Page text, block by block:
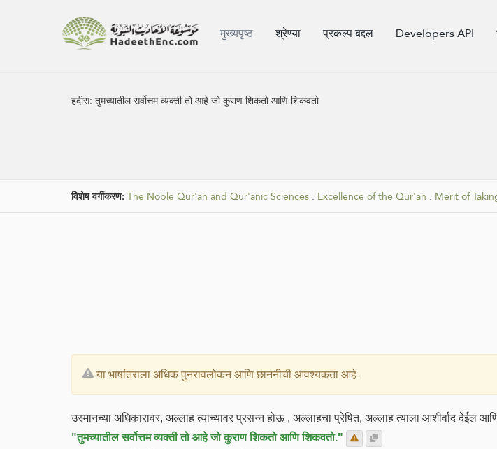
मुख्यपृष्ठ श्रेण्या प्रकल्प बद्दल Developers API
हदीस:तुमच्यातील सर्वोत्तम व्यक्ती तो आहे जो कुराण शिकतो आणि शिकवतो
विशेष वर्गीकरण: The Noble Qur'an and Qur'anic Sciences . Excellence of the Qur'an . Merit of
या भाषांतराला अधिक पुनरावलोकन आणि छाननीची आवश्यकता आहे.
उस्मानच्या अधिकारावर, अल्लाह त्याच्यावर प्रसन्न होऊ , अल्लाहचा प्रेषित, अल्लाह त्याला आशीर्वाद देईल
"तुमच्यातील सर्वोत्तम व्यक्ती तो आहे जो कुराण शिकतो आणि शिकवतो."